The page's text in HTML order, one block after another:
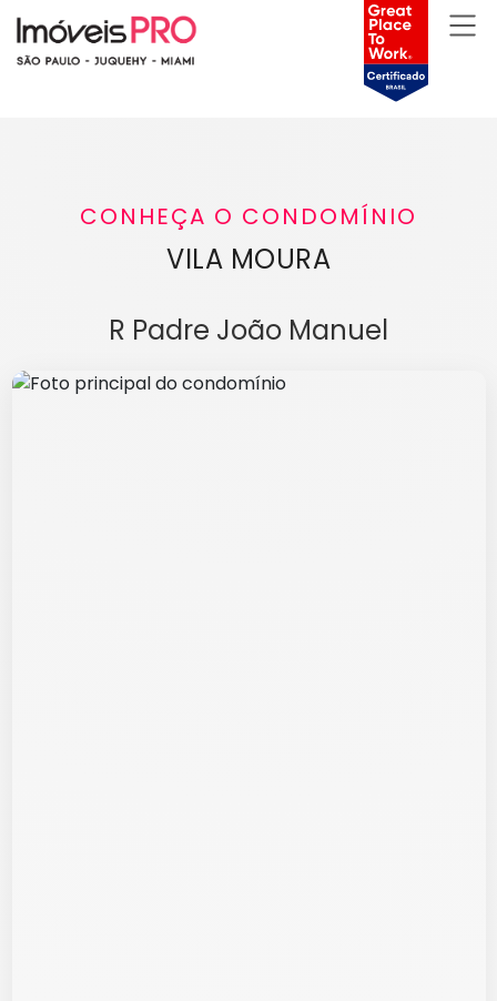
CONHEÇA O CONDOMÍNIO
VILA MOURA
R Padre João Manuel